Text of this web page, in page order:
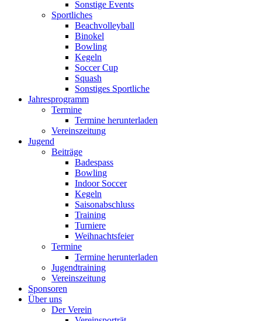
Sonstige Events
Sportliches
Beachvolleyball
Binokel
Bowling
Kegeln
Soccer Cup
Squash
Sonstiges Sportliche
Jahresprogramm
Termine
Termine herunterladen
Vereinszeitung
Jugend
Beiträge
Badespass
Bowling
Indoor Soccer
Kegeln
Saisonabschluss
Training
Turniere
Weihnachtsfeier
Termine
Termine herunterladen
Jugendtraining
Vereinszeitung
Sponsoren
Über uns
Der Verein